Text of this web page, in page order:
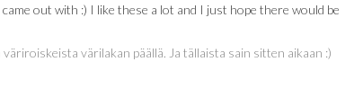
out with :) I like these a lot and I just hope there would be
värilakan päällä. Ja tällaista sain sitten aikaan :)